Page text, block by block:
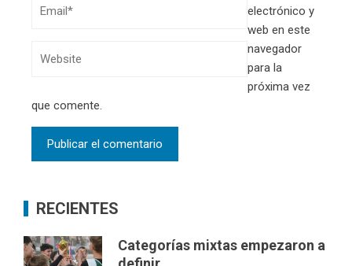
electrónico y
web en este
navegador
para la
próxima vez
que comente.
RECIENTES
Categorías mixtas empezaron a